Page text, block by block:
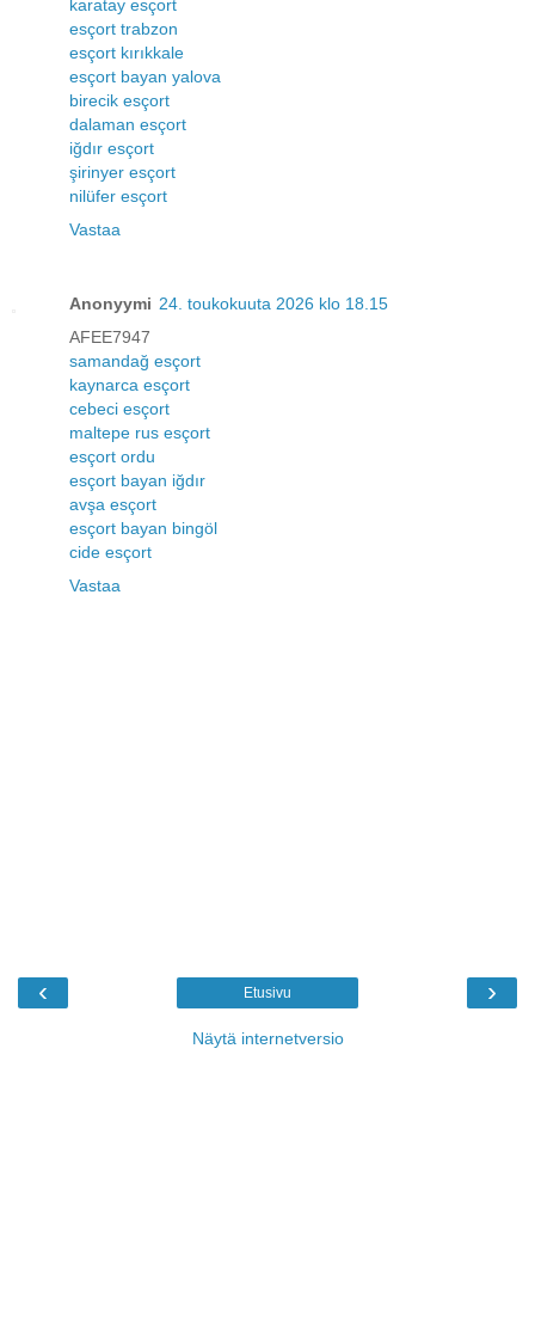
karatay esçort
esçort trabzon
esçort kırıkkale
esçort bayan yalova
birecik esçort
dalaman esçort
iğdır esçort
şirinyer esçort
nilüfer esçort
Vastaa
Anonyymi 24. toukokuuta 2026 klo 18.15
AFEE7947
samandağ esçort
kaynarca esçort
cebeci esçort
maltepe rus esçort
esçort ordu
esçort bayan iğdır
avşa esçort
esçort bayan bingöl
cide esçort
Vastaa
‹ ›
Etusivu
Näytä internetversio